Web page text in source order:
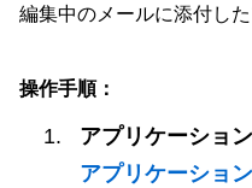
編集中のメールに添付し
操作手順：
アプリケーショ
アプリケーション